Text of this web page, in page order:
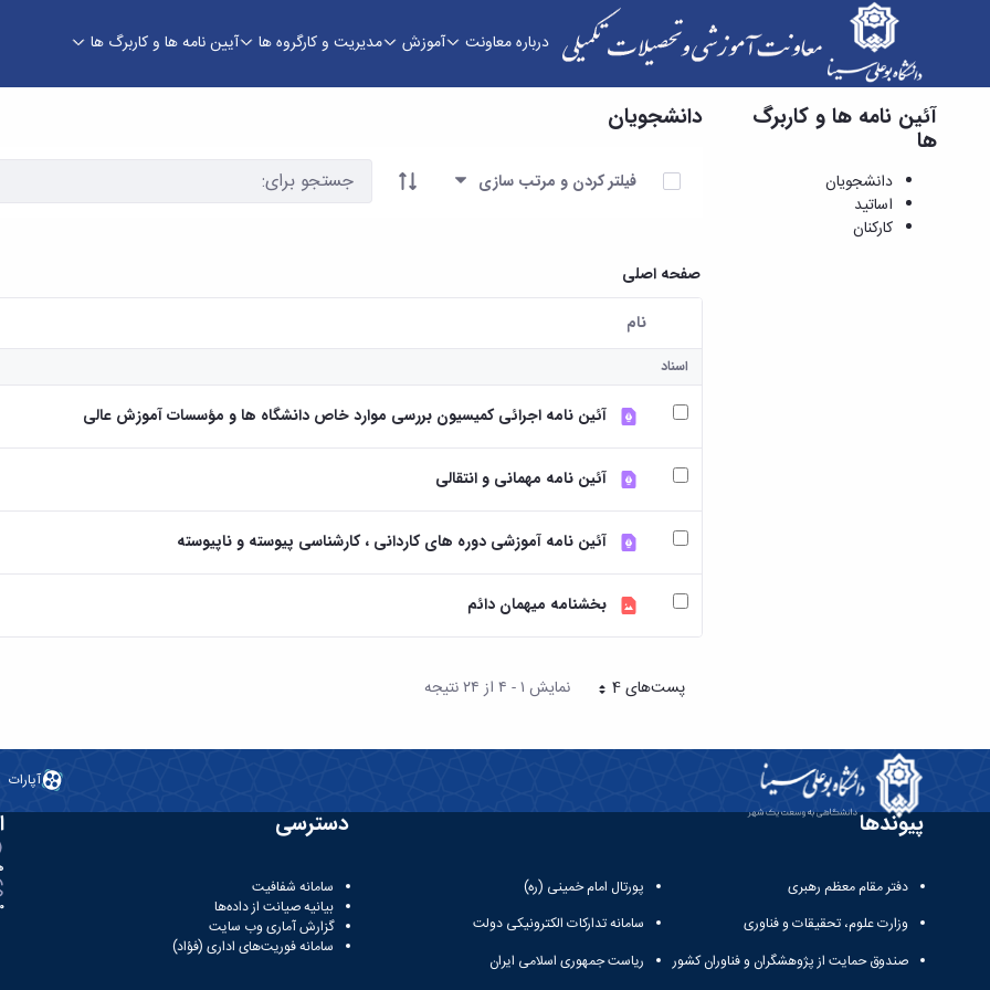
درباره معاونت آموزش مدیریت و کارگروه ها آیین نامه ها و کاربرگ ها
دانشجویان - معاونت آموزشی و تحصیلات تکمیلی
آئین نامه ها و کاربرگ
ها
دانشجویان
اساتید
کارکنان
دانشجویان
آیتم ها را انتخاب کنید
فیلتر کردن و مرتب سازی
صفحه اصلی
کاربر انتخاب شده
نام
اسناد
آئین نامه اجرائی کمیسیون بررسی موارد خاص دانشگاه ها و مؤسسات آموزش عالی
آئین نامه مهمانی و انتقالی
آئین نامه آموزشی دوره های کاردانی ، کارشناسی پیوسته و ناپیوسته
بخشنامه میهمان دائم
پست‌‌های 4هر صفحه نمایش ۱ - ۴ از ۲۴ نتیجه
آپارات
پیوندها
دفتر مقام معظم رهبری
وزارت علوم، تحقیقات و فناوری
صندوق حمایت از پژوهشگران و فناوران کشور
پورتال امام خمینی (ره)
سامانه تدارکات الکترونیکی دولت
ریاست جمهوری اسلامی ایران
دسترسی
سامانه شفافیت
بیانیه صیانت از داده‌ها
گزارش آماری وب‌ سایت
سامانه فوریت‌های اداری (فؤاد)